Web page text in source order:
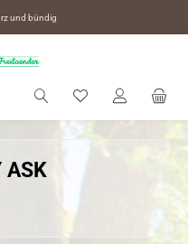
und bündig
Du hast 0
ASK